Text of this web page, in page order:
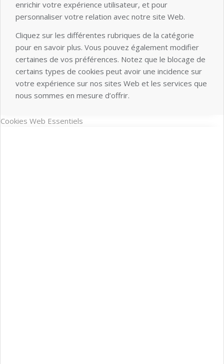
enrichir votre expérience utilisateur, et pour
personnaliser votre relation avec notre site Web.
Cliquez sur les différentes rubriques de la catégorie
pour en savoir plus. Vous pouvez également modifier
certaines de vos préférences. Notez que le blocage de
certains types de cookies peut avoir une incidence sur
votre expérience sur nos sites Web et les services que
nous sommes en mesure d’offrir.
Cookies Web Essentiels